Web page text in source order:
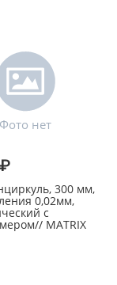
300 мм,
0,02мм,
с
MATRIX